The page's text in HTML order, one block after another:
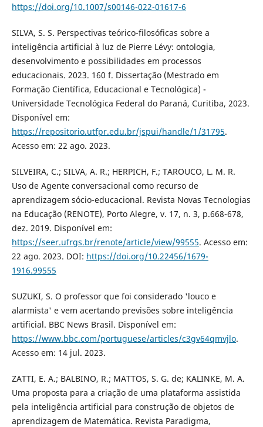
https://doi.org/10.1007/s00146-022-01617-6
SILVA, S. S. Perspectivas teórico-filosóficas sobre a
inteligência artificial à luz de Pierre Lévy: ontologia,
desenvolvimento e possibilidades em processos
educacionais. 2023. 160 f. Dissertação (Mestrado em
Formação Científica, Educacional e Tecnológica) -
Universidade Tecnológica Federal do Paraná, Curitiba, 2023.
Disponível em:
https://repositorio.utfpr.edu.br/jspui/handle/1/31795.
Acesso em: 22 ago. 2023.
SILVEIRA, C.; SILVA, A. R.; HERPICH, F.; TAROUCO, L. M. R.
Uso de Agente conversacional como recurso de
aprendizagem sócio-educacional. Revista Novas Tecnologias
na Educação (RENOTE), Porto Alegre, v. 17, n. 3, p.668-678,
dez. 2019. Disponível em:
https://seer.ufrgs.br/renote/article/view/99555. Acesso em:
22 ago. 2023. DOI: https://doi.org/10.22456/1679-
1916.99555
SUZUKI, S. O professor que foi considerado 'louco e
alarmista' e vem acertando previsões sobre inteligência
artificial. BBC News Brasil. Disponível em:
https://www.bbc.com/portuguese/articles/c3gv64qmvjlo.
Acesso em: 14 jul. 2023.
ZATTI, E. A.; BALBINO, R.; MATTOS, S. G. de; KALINKE, M. A.
Uma proposta para a criação de uma plataforma assistida
pela inteligência artificial para construção de objetos de
aprendizagem de Matemática. Revista Paradigma,